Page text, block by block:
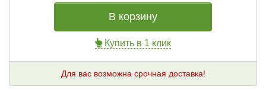
В корзину
Купить в 1 клик
Для вас возможна срочная доставка!